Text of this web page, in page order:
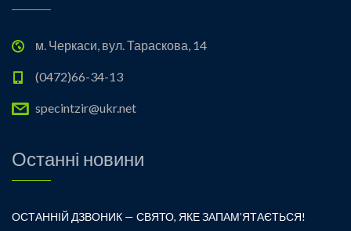
м. Черкаси, вул. Тараскова, 14
(0472)66-34-13
specintzir@ukr.net
Останні новини
ОСТАННІЙ ДЗВОНИК — СВЯТО, ЯКЕ ЗАПАМ’ЯТАЄТЬСЯ!